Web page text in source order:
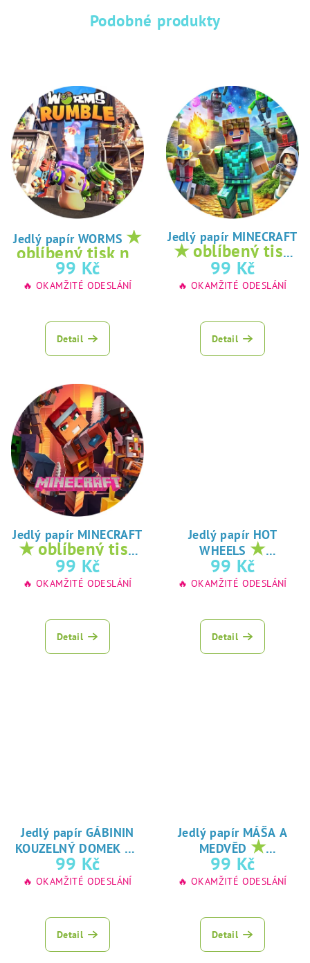
hvězdiček.
Podobné produkty
Jedlý papír WORMS ★
oblíbený tisk na
jedlý papír
99 Kč
🔥 OKAMŽITÉ ODESLÁNÍ
Detail
Jedlý papír MINECRAFT
★ oblíbený tisk
na jedlý papír
99 Kč
🔥 OKAMŽITÉ ODESLÁNÍ
Detail
Jedlý papír MINECRAFT
★ oblíbený tisk
na jedlý papír
99 Kč
🔥 OKAMŽITÉ ODESLÁNÍ
Detail
Jedlý papír HOT
WHEELS ★
oblíbený tisk na
jedlý papír
99 Kč
🔥 OKAMŽITÉ ODESLÁNÍ
Detail
Jedlý papír GÁBININ
KOUZELNÝ DOMEK ★
oblíbený tisk na
jedlý papír
99 Kč
🔥 OKAMŽITÉ ODESLÁNÍ
Detail
Jedlý papír MÁŠA A
MEDVĚD ★
oblíbený tisk na
jedlý papír
99 Kč
🔥 OKAMŽITÉ ODESLÁNÍ
Detail